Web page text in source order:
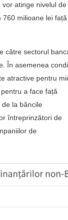
atinge nivelul de
milioane lei față
către sectorul
În asemenea
atractive pentru
a face față
la băncile
întreprinzători de
de